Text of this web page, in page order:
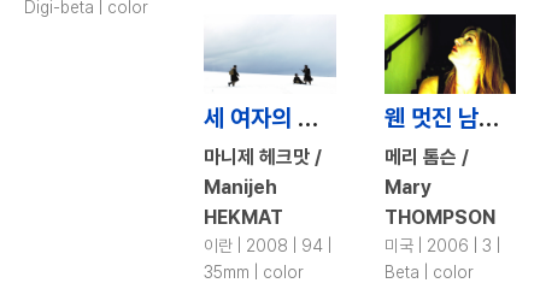
Digi-beta | color
세 여자의 양탄자 / 3 Women
마니제 헤크맛 /
Manijeh
HEKMAT
이란 | 2008 | 94 |
35mm | color
웬 멋진 남자? / What Hot Guy?
메리 톰슨 /
Mary
THOMPSON
미국 | 2006 | 3 |
Beta | color